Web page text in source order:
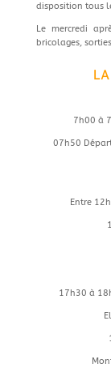
disposition tous
Le mercredi
bricolages,
LA
7h00 à
07h50
Entre
17h30 à